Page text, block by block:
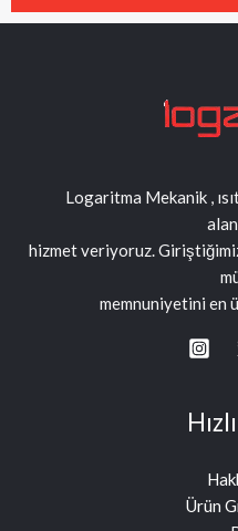
Logaritma Mekanik ,
hizmet veriyoruz.
memnuniyetini en
Ürün